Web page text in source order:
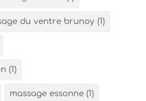
du ventre brunoy(1)
(1)
massage essonne(1)